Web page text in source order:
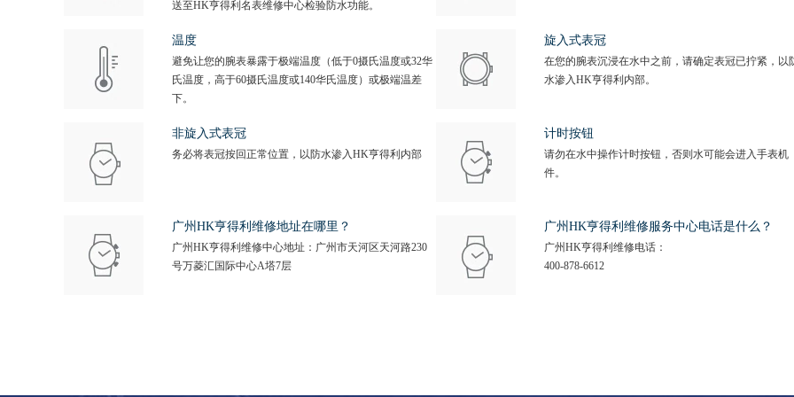
送至HK亨得利名表维修中心检验防水功能。
温度
避免让您的腕表暴露于极端温度（低于0摄氏温度或32华
氏温度，高于60摄氏温度或140华氏温度）或极端温差
下。
旋入式表冠
在您的腕表沉浸在水中之前，请确定表冠已拧紧，以
水渗入HK亨得利内部。
非旋入式表冠
务必将表冠按回正常位置，以防水渗入HK亨得利内部
计时按钮
请勿在水中操作计时按钮，否则水可能会进入手表机
件。
广州HK亨得利维修地址在哪里？
广州HK亨得利维修中心地址：广州市天河区天河路230
号万菱汇国际中心A塔7层
广州HK亨得利维修服务中心电话是什么？
广州HK亨得利维修电话：
400-878-6612